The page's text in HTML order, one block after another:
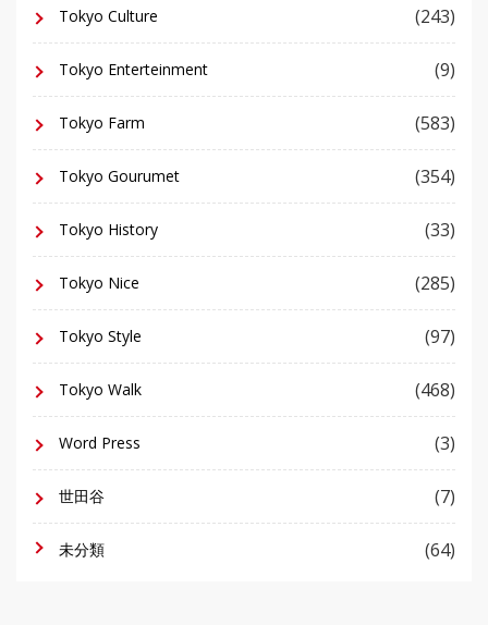
Tokyo Culture (243)
Tokyo Enterteinment (9)
Tokyo Farm (583)
Tokyo Gourumet (354)
Tokyo History (33)
Tokyo Nice (285)
Tokyo Style (97)
Tokyo Walk (468)
Word Press (3)
世田谷 (7)
未分類 (64)